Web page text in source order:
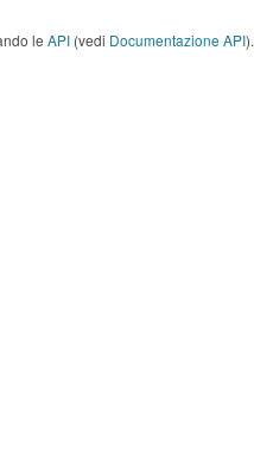
le API (vedi Documentazione API).